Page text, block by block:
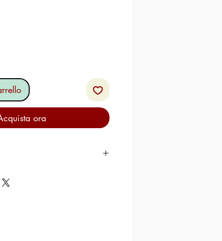
ora
si sposa bene con ogni